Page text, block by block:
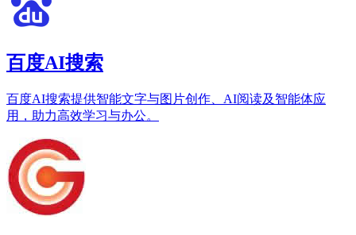
百度AI搜索
百度AI搜索提供智能文字与图片创作、AI阅读及智能体应
用，助力高效学习与办公。